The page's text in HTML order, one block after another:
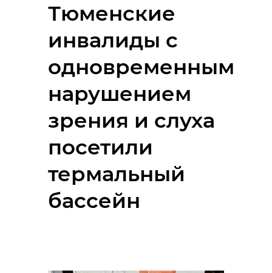
Тюменские
инвалиды с
одновременным
нарушением
зрения и слуха
посетили
термальный
бассейн